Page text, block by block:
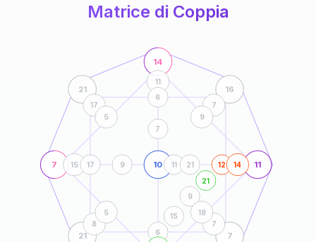
Matrice di Coppia
7
14
11
10
21 16
21 7
6
15
9
21
12
15
11
14
17
6
11 21
9
7
17
5
7
9
8
5
7
18